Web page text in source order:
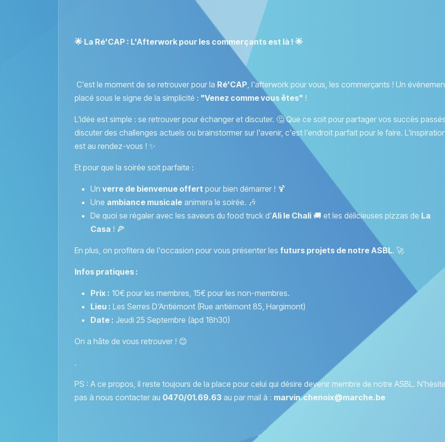
🌟 La Ré'CAP : L'Afterwork pour les commerçants est là ! 🌟
C'est le moment de se retrouver pour la Ré'CAP, l'afterwork pour vous, les commerçants ! Un
placé sous le signe de la simplicité : "Venez comme vous êtes" !
L'idée est simple : se retrouver pour échanger et discuter. 🤔 Que ce soit pour partager vos succès
discuter des challenges actuels ou brainstormer sur l'avenir, c'est l'endroit parfait pour le faire.
est au rendez-vous ! ✨
Et pour que la soirée soit parfaite :
Un verre de bienvenue offert pour bien démarrer ! 🍹
Une ambiance musicale animera le soirée. 🎶
De quoi se régaler avec les saveurs du food truck d'Ali le Chali 🚚 et les délicieuses pizzas de La
Casa ! 🍕
En plus, on profitera de l'occasion pour vous présenter les futurs projets de notre ASBL. 🚀
Infos pratiques :
Prix : 10€ pour les membres, 15€ pour les non-membres.
Lieu : Les Serres D'Antiémont (Rue antiémont 85, Hargimont)
Date : Jeudi 25 Septembre (àpd 18h30)
On a hâte de vous retrouver ! 😊
.
PS : A ce propos, il reste toujours de la place pour celui qui désire devenir membre de notre ASBL.
pas à nous contacter au 0470/01.69.63 au par mail à : marvin.chenoix@marche.be